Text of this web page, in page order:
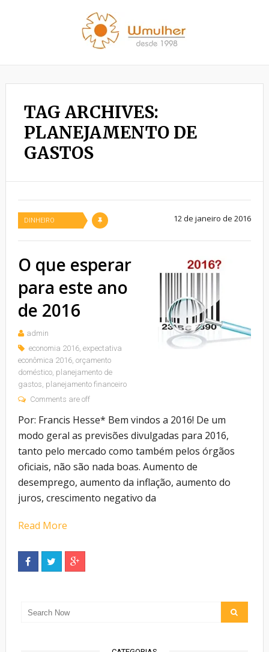
TAG ARCHIVES:
PLANEJAMENTO DE
GASTOS
DINHEIRO 12 de janeiro de 2016
O que esperar
para este ano
de 2016
admin
economia 2016, expectativa
econômica 2016, orçamento
doméstico, planejamento de
gastos, planejamento financeiro
Comments are off
Por: Francis Hesse* Bem vindos a 2016! De um
modo geral as previsões divulgadas para 2016,
tanto pelo mercado como também pelos órgãos
oficiais, não são nada boas. Aumento de
desemprego, aumento da inflação, aumento do
juros, crescimento negativo da
Read More